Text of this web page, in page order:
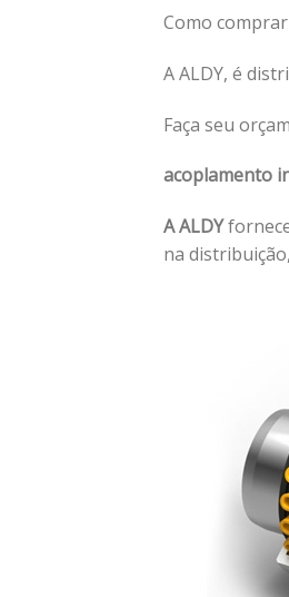
Como comprar
A ALDY, é
Faça seu
acoplamento
A ALDY
na